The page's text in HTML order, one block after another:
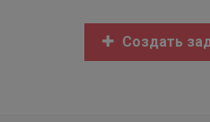
Создать